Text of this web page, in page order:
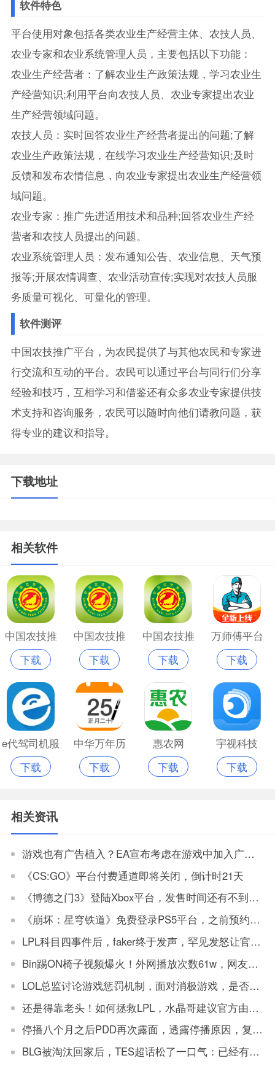
软件特色
平台使用对象包括各类农业生产经营主体、农技人员、
农业专家和农业系统管理人员，主要包括以下功能：
农业生产经营者：了解农业生产政策法规，学习农业生
产经营知识;利用平台向农技人员、农业专家提出农业
生产经营领域问题。
农技人员：实时回答农业生产经营者提出的问题;了解
农业生产政策法规，在线学习农业生产经营知识;及时
反馈和发布农情信息，向农业专家提出农业生产经营领
域问题。
农业专家：推广先进适用技术和品种;回答农业生产经
营者和农技人员提出的问题。
农业系统管理人员：发布通知公告、农业信息、天气预
报等;开展农情调查、农业活动宣传;实现对农技人员服
务质量可视化、可量化的管理。
软件测评
中国农技推广平台，为农民提供了与其他农民和专家进
行交流和互动的平台。农民可以通过平台与同行们分享
经验和技巧，互相学习和借鉴还有众多农业专家提供技
术支持和咨询服务，农民可以随时向他们请教问题，获
得专业的建议和指导。
下载地址
相关软件
中国农技推
广app官方最
新版
下载
中国农技推
广网app
下载
中国农技推
广app最新苹
果手机版
下载
万师傅平台
官网app
下载
e代驾司机服
务平台
下载
中华万年历
无广告纯净
下载
惠农网
下载
宇视科技
下载
相关资讯
游戏也有广告植入？EA宣布考虑在游戏中加入广告内容
《CS:GO》平台付费通道即将关闭，倒计时21天
《博德之门3》登陆Xbox平台，发售时间还有不到一周
《崩坏：星穹铁道》免费登录PS5平台，之前预约玩家超过了100万
LPL科目四事件后，faker终于发声，罕见发怒让官方解决
Bin踢ON椅子视频爆火！外网播放次数61w，网友：坏事传千里
LOL总监讨论游戏惩罚机制，面对消极游戏，是否要永久封机器？
还是得靠老头！如何拯救LPL，水晶哥建议官方由观众投票让老头复出打比赛
停播八个月之后PDD再次露面，透露停播原因，复播将不会在斗鱼
BLG被淘汰回家后，TES超话松了一口气：已经有垫底得了